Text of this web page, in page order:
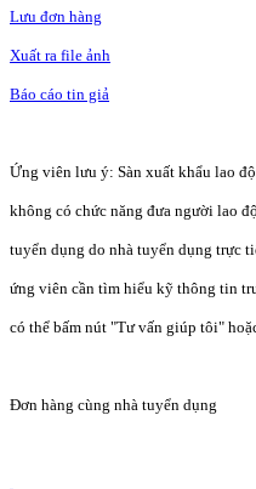
Lưu đơn hàng
Xuất ra file ảnh
Báo cáo tin giả
Ứng viên lưu ý: Sàn xuất khẩu lao
không có chức năng đưa người lao
tuyển dụng do nhà tuyển dụng trực
ứng viên cần tìm hiểu kỹ thông tin
có thể bấm nút "Tư vấn giúp tôi"
Đơn hàng cùng nhà tuyển dụng